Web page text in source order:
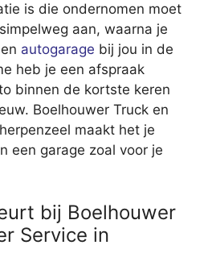
is die ondernomen moet
aan, waarna je
autogarage bij jou in de
heb je een afspraak
binnen de kortste keren
Boelhouwer Truck en
maakt het je
een garage zoal voor je
bij Boelhouwer
Service in